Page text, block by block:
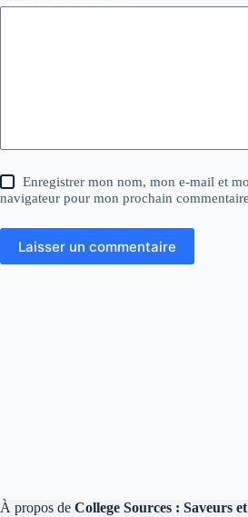
Enregistrer mon nom, mon e-mail et
navigateur pour mon prochain
Laisser un commentaire
À propos de College Sources : Saveurs